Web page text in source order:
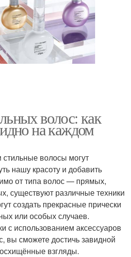
волос: как
на каждом
волосы могут
нашу красоту и добавить
от типа волос — прямых,
существуют различные техники
создать прекрасные прически
или особых случаев.
с использованием аксессуаров
вы сможете достичь завидной
взгляды.